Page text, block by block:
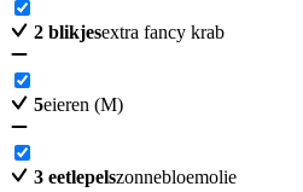
2 blikjesextra fancy krab
5eieren (M)
3 eetlepelszonnebloemolie